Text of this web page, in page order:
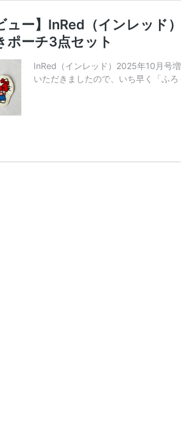
ュー】InRed（インレッド
ポーチ3点セット
InRed（インレッド）2025年10月号
いただきましたので、いち早く「ふ